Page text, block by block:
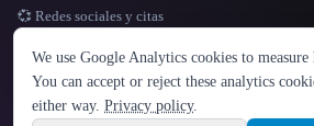
IDIOMA
English español Français
Hindi
💞 Redes sociales y citas
© 2026 That AI Collection. Todos los derechos
We use Google Analytics cookies to measure
You can accept or reject these analytics
either way. Privacy policy.